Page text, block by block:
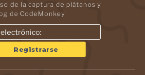
de la captura de plátanos y
de CodeMonkey